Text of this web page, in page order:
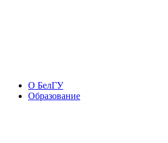
О БелГУ
Образование